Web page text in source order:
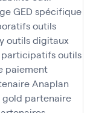
GED spécifique
outils
outils digitaux
outils
paiement
Anaplan
gold partenaire